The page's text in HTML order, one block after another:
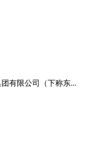
有限公司（下称东...